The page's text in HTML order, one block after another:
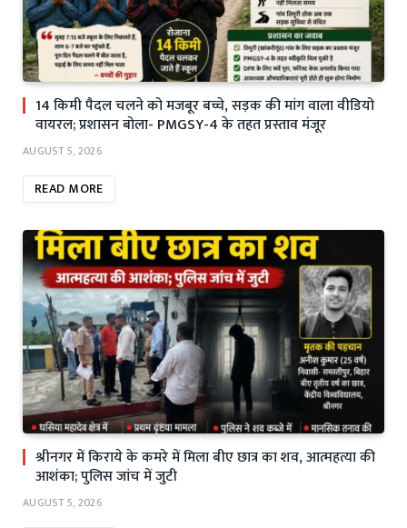
14 किमी पैदल चलने को मजबूर बच्चे, सड़क की मांग वाला वीडियो
वायरल; प्रशासन बोला- PMGSY-4 के तहत प्रस्ताव मंजूर
AUGUST 5, 2026
READ MORE
श्रीनगर में किराये के कमरे में मिला बीए छात्र का शव, आत्महत्या की
आशंका; पुलिस जांच में जुटी
AUGUST 5, 2026